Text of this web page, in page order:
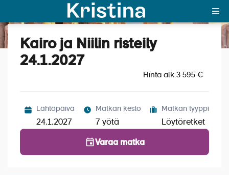
MAJAKKA-portaali
Yksin matkalle?
Suosikit
Katso kuvat (8)
Kairo ja Niilin risteily
24.1.2027
Hinta alk.3 595 €
Lähtöpäivä
24.1.2027
Matkan kesto
7 yötä
Matkan tyyppi
Löytöretket
Varaa matka